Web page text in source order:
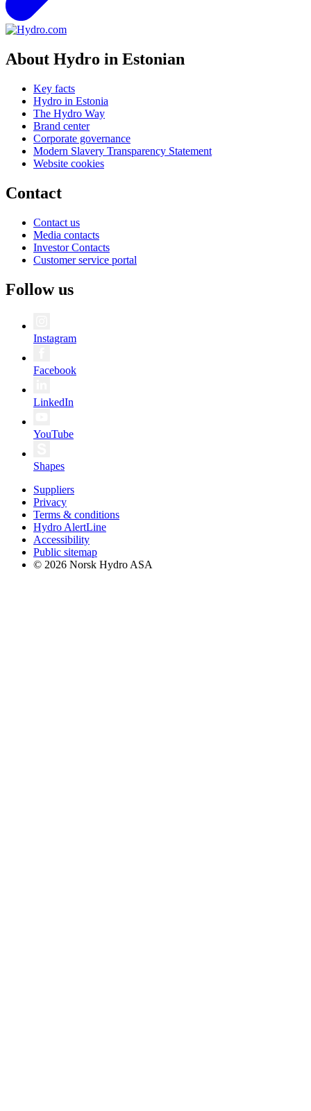
About Hydro in Estonian
Key facts
Hydro in Estonia
The Hydro Way
Brand center
Corporate governance
Modern Slavery Transparency Statement
Website cookies
Contact
Contact us
Media contacts
Investor Contacts
Customer service portal
Follow us
Instagram
Facebook
LinkedIn
YouTube
Shapes
Suppliers
Privacy
Terms & conditions
Hydro AlertLine
Accessibility
Public sitemap
© 2026 Norsk Hydro ASA